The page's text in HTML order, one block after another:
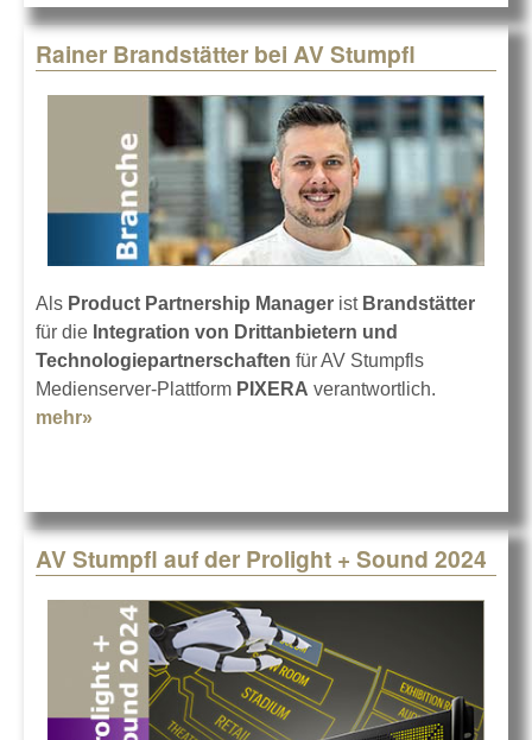
Rainer Brandstätter bei AV Stumpfl
Als Product Partnership Manager ist Brandstätter
für die Integration von Drittanbietern und
Technologiepartnerschaften für AV Stumpfls
Medienserver-Plattform PIXERA verantwortlich.
mehr»
AV Stumpfl auf der Prolight + Sound 2024